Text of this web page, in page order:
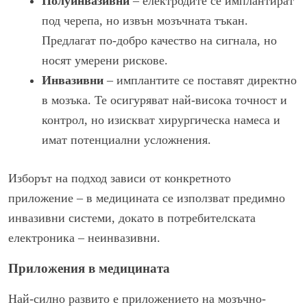
под черепа, но извън мозъчната тъкан.
Предлагат по-добро качество на сигнала, но
носят умерени рискове.
Инвазивни – имплантите се поставят директно
в мозъка. Те осигуряват най-висока точност и
контрол, но изискват хирургическа намеса и
имат потенциални усложнения.
Изборът на подход зависи от конкретното
приложение – в медицината се използват предимно
инвазивни системи, докато в потребителската
електроника – неинвазивни.
Приложения в медицината
Най-силно развито е приложението на мозъчно-